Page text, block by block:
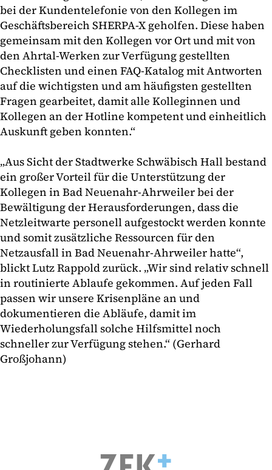
bei der Kundentelefonie von den Kollegen im
Geschäftsbereich SHERPA-X geholfen. Diese haben
gemeinsam mit den Kollegen vor Ort und mit von
den Ahrtal-Werken zur Verfügung gestellten
Checklisten und einen FAQ-Katalog mit Antworten
auf die wichtigsten und am häufigsten gestellten
Fragen gearbeitet, damit alle Kolleginnen und
Kollegen an der Hotline kompetent und einheitlich
Auskunft geben konnten.“
„Aus Sicht der Stadtwerke Schwäbisch Hall bestand
ein großer Vorteil für die Unterstützung der
Kollegen in Bad Neuenahr-Ahrweiler bei der
Bewältigung der Herausforderungen, dass die
Netzleitwarte personell aufgestockt werden konnte
und somit zusätzliche Ressourcen für den
Netzausfall in Bad Neuenahr-Ahrweiler hatte“,
blickt Lutz Rappold zurück. „Wir sind relativ schnell
in routinierte Ablaufe gekommen. Auf jeden Fall
passen wir unsere Krisenpläne an und
dokumentieren die Abläufe, damit im
Wiederholungsfall solche Hilfsmittel noch
schneller zur Verfügung stehen.“ (Gerhard
Großjohann)